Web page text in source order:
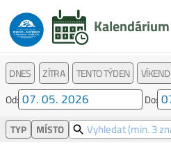
Kalendárium
DNES ZÍTRA TENTO TÝDEN VÍKEND
Od:
Do:
TYP MÍSTO